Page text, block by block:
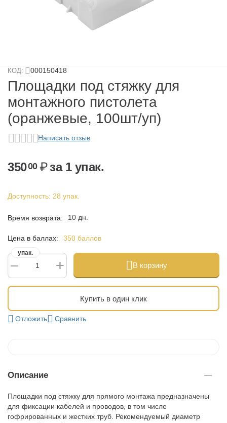
КОД: 000150418
Площадки под стяжку для
монтажного пистолета
(оранжевые, 100шт/уп)
Написать отзыв
35000 ₽за 1 упак.
Доступность: 28 упак.
Время возврата: 10 дн.
Цена в баллах: 350 баллов
+
−
упак.
В корзину
Купить в один клик
Отложить Сравнить
Описание
Площадки под стяжку для прямого монтажа предназначены
для фиксации кабелей и проводов, в том числе
гофрированных и жестких труб. Рекомендуемый диаметр